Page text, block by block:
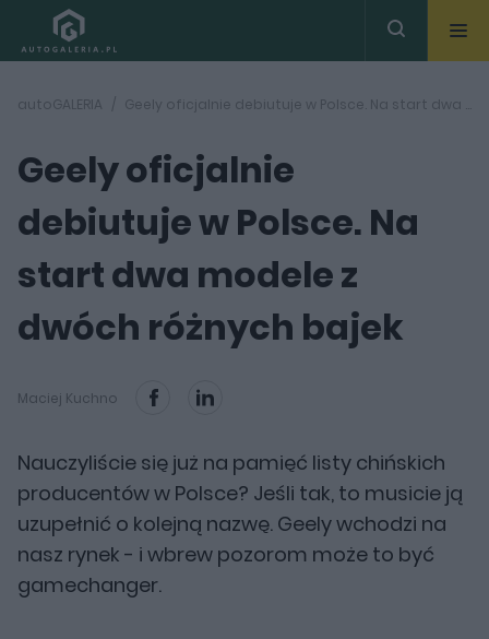
autoGALERIA Geely oficjalnie debiutuje w Polsce. Na start dwa modele z dwóch różnych bajek
Geely oficjalnie
debiutuje w Polsce. Na
start dwa modele z
dwóch różnych bajek
Maciej Kuchno
Nauczyliście się już na pamięć listy chińskich
producentów w Polsce? Jeśli tak, to musicie ją
uzupełnić o kolejną nazwę. Geely wchodzi na
nasz rynek - i wbrew pozorom może to być
gamechanger.